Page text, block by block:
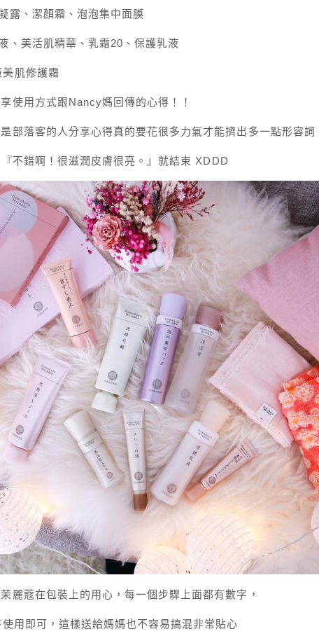
露、潔顏霜、泡泡集中面膜
、美活肌精華、乳霜20、保護乳液
美肌修護霜
使用方式跟Nancy媽回傳的心得！！
部落客的人分享心得真的要花很多力氣才能擠出多一點形容詞
不錯啊！很滋潤皮膚很亮。』就結束 XDDD
麗蔻在包裝上的用心，每一個步驟上面都有數字，
用即可，這樣送給媽媽也不容易搞混非常貼心